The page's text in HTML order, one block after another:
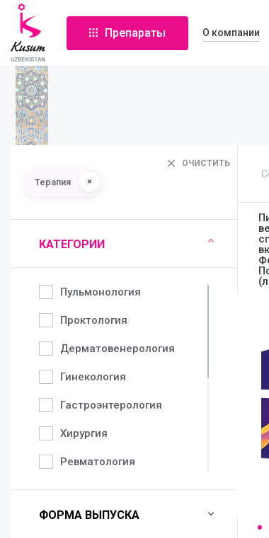
Препараты О компании
Терапия ×
ОЧИСТИТЬ
КАТЕГОРИИ
Пульмонология
Проктология
Дерматовенерология
Гинекология
Гастроэнтерология
Хирургия
Ревматология
Педиатрия
Неврология
ФОРМА ВЫПУСКА